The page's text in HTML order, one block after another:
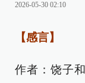
2026-05-30 02:10
【感言】
作者：饶子